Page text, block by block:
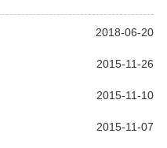
2018-06-20
2015-11-26
2015-11-10
2015-11-07